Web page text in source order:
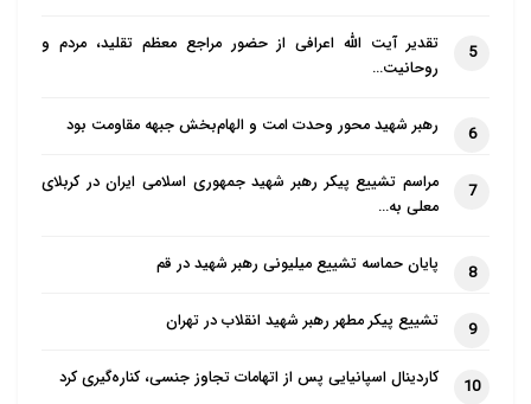
5
تقدیر آیت الله اعرافی از حضور مراجع معظم تقلید، مردم و
روحانیت…
6 رهبر شهید محور وحدت امت و الهام‌بخش جبهه مقاومت بود
7
مراسم تشییع پیکر رهبر شهید جمهوری اسلامی ایران در کربلای
معلی به…
8 پایان حماسه تشییع میلیونی رهبر شهید در قم
9 تشییع پیکر مطهر رهبر شهید انقلاب در تهران
10 کاردینال اسپانیایی پس از اتهامات تجاوز جنسی، کناره‌گیری کرد